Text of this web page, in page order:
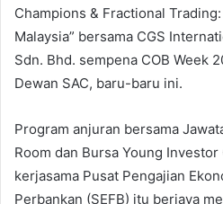
Champions & Fractional
Malaysia” bersama CGS
Sdn. Bhd. sempena COB Week
Dewan SAC, baru-baru ini.
Program anjuran bersama
Room dan Bursa Young
kerjasama Pusat Pengajian
Perbankan (SEFB) itu berjaya